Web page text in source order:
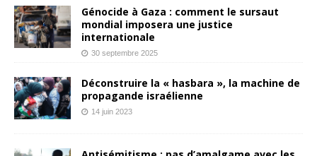
Génocide à Gaza : comment le sursaut
mondial imposera une justice
internationale
30 septembre 2025
Déconstruire la « hasbara », la machine de
propagande israélienne
14 juin 2023